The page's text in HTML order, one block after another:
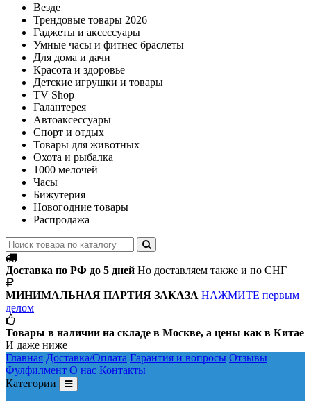
Везде
Трендовые товары 2026
Гаджеты и аксессуары
Умные часы и фитнес браслеты
Для дома и дачи
Красота и здоровье
Детские игрушки и товары
TV Shop
Галантерея
Автоаксессуары
Спорт и отдых
Товары для животных
Охота и рыбалка
1000 мелочей
Часы
Бижутерия
Новогодние товары
Распродажа
Доставка по РФ до 5 дней Но доставляем также и по СНГ
МИНИМАЛЬНАЯ ПАРТИЯ ЗАКАЗА НАЖМИТЕ первым
делом
Товары в наличии на складе в Москве, а цены как в Китае
И даже ниже
Главная Доставка/Оплата Гарантия и вопросы Отзывы
Фулфилмент О нас Контакты
Категории